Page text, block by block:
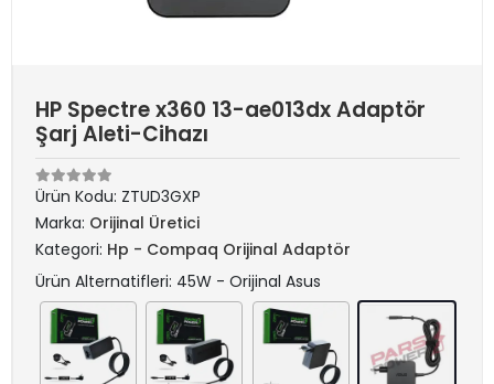
HP Spectre x360 13-ae013dx Adaptör
Şarj Aleti-Cihazı
Ürün Kodu: ZTUD3GXP
Marka: Orijinal Üretici
Kategori: Hp - Compaq Orijinal Adaptör
Ürün Alternatifleri: 45W - Orijinal Asus